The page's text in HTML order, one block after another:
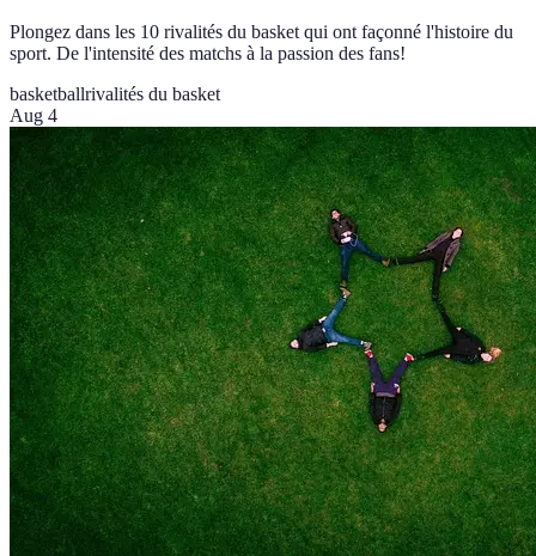
Plongez dans les 10 rivalités du basket qui ont façonné l'histoire du
sport. De l'intensité des matchs à la passion des fans!
basketballrivalités du basket
Aug 4